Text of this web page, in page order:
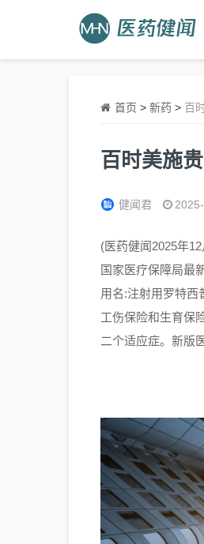
首页 > 新药 > 百
百时美施
健闻君
(医药健闻2025年12
国家医疗保障局最
用名:注射用罗特西
工伤保险和生育保
二个适应症。新版